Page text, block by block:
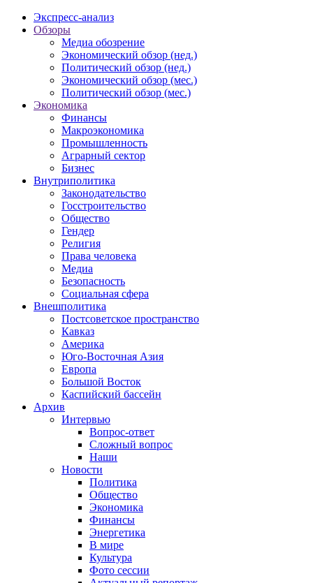
Экспресс-анализ
Обзоры
Медиа обозрение
Экономический обзор (нед.)
Политический обзор (нед.)
Экономический обзор (мес.)
Политический обзор (мес.)
Экономика
Финансы
Макроэкономика
Промышленность
Аграрный сектор
Бизнес
Внутриполитика
Законодательство
Госстроительство
Общество
Гендер
Религия
Права человека
Медиа
Безопасность
Социальная сфера
Внешполитика
Постсоветское пространство
Кавказ
Америка
Юго-Восточная Азия
Европа
Большой Восток
Каспийский бассейн
Архив
Интервью
Вопрос-ответ
Сложный вопрос
Наши
Новости
Политика
Общество
Экономика
Финансы
Энергетика
В мире
Культура
Фото сессии